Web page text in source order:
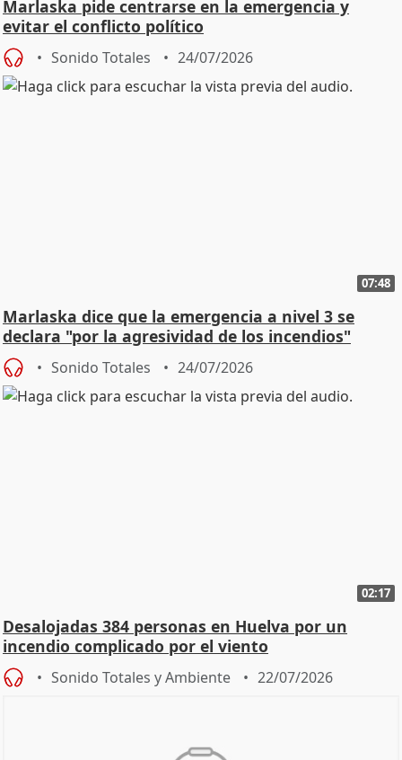
Marlaska pide centrarse en la emergencia y
evitar el conflicto político
Sonido Totales 24/07/2026
07:48
Marlaska dice que la emergencia a nivel 3 se
declara "por la agresividad de los incendios"
Sonido Totales 24/07/2026
02:17
Desalojadas 384 personas en Huelva por un
incendio complicado por el viento
Sonido Totales y Ambiente 22/07/2026